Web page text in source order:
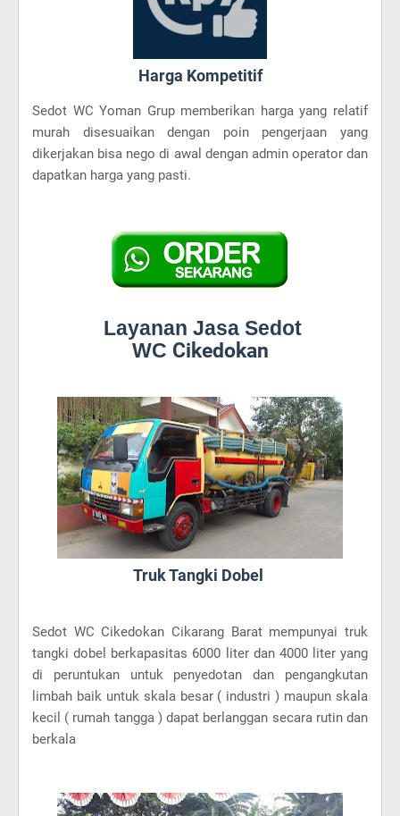
Harga Kompetitif
Sedot WC Yoman Grup memberikan harga yang relatif
murah disesuaikan dengan poin pengerjaan yang
dikerjakan bisa nego di awal dengan admin operator dan
dapatkan harga yang pasti.
Layanan Jasa Sedot
WC Cikedokan
Truk Tangki Dobel
Sedot WC Cikedokan Cikarang Barat mempunyai truk
tangki dobel berkapasitas 6000 liter dan 4000 liter yang
di peruntukan untuk penyedotan dan pengangkutan
limbah baik untuk skala besar ( industri ) maupun skala
kecil ( rumah tangga ) dapat berlanggan secara rutin dan
berkala